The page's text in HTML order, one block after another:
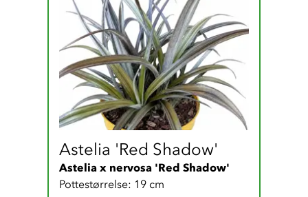
Astelia 'Red Shadow'
Astelia x nervosa 'Red Shadow'
Pottestørrelse: 19 cm